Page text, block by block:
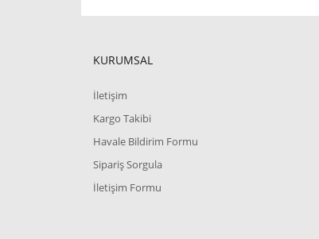
KURUMSAL
İletişim
Kargo Takibi
Havale Bildirim Formu
Sipariş Sorgula
İletişim Formu